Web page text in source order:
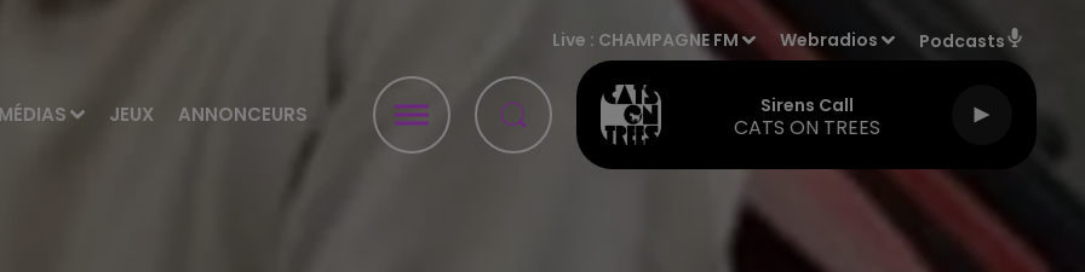
MÉDIAS JEUX ANNONCEURS
Live : CHAMPAGNE FM Webradios Podcasts
Sirens Call
CATS ON TREES